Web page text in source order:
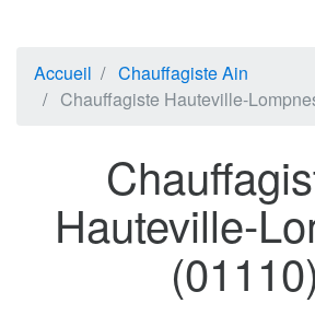
Accueil
Chauffagiste Ain
Chauffagiste Hauteville-
Hauteville-